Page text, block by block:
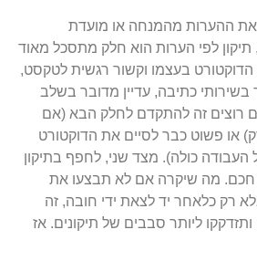
ההערות מהמנחה או מועדת
לפי הערות הוא חלק מתסכל מאוד
בעצמו וקשור רגשית לטקסט,
כתיבה, עדיין מדובר בשלב
רוצים זה להתקדם לחלק הבא (אם
או פשוט כבר לסיים את הדוקטורט
כולה). מצד שני, לחפף בתיקון
חכם. מה שיקרה אם לא תבצעו את
רק כלאחר יד לצאת ידי חובה, זה
ליותר סבבים של תיקונים. אז